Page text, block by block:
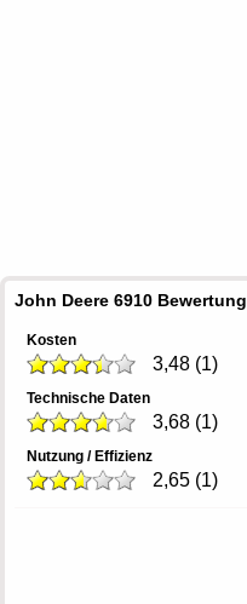
John Deere 6910 Bewertung
Kosten
3,48 (1)
Technische Daten
3,68 (1)
Nutzung / Effizienz
2,65 (1)